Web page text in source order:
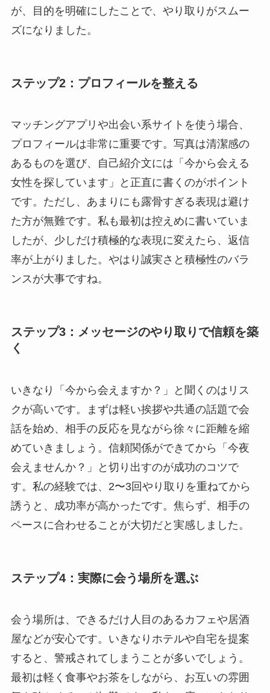
が、目的を明確にしたことで、やり取りがスムー
ズになりました。
ステップ2：プロフィールを整える
マッチングアプリや出会い系サイトを使う場合、
プロフィールは非常に重要です。写真は清潔感の
あるものを選び、自己紹介文には「今から会える
女性を探しています」と正直に書くのがポイント
です。ただし、あまりにも露骨すぎる表現は避け
た方が無難です。私も最初は控えめに書いていま
したが、少しだけ積極的な表現に変えたら、返信
率が上がりました。やはり誠実さと積極性のバラ
ンスが大事ですね。
ステップ3：メッセージのやり取りで信頼を築
く
いきなり「今から会えますか？」と聞くのはリス
クが高いです。まずは軽い挨拶や共通の話題で会
話を始め、相手の反応を見ながら徐々に距離を縮
めていきましょう。信頼関係ができてから「今夜
会えませんか？」と切り出すのが成功のコツで
す。私の経験では、2〜3回やり取りを重ねてから
誘うと、成功率が高かったです。焦らず、相手の
ペースに合わせることが大切だと実感しました。
ステップ4：実際に会う場所を選ぶ
会う場所は、できるだけ人目のあるカフェや居酒
屋などが安心です。いきなりホテルや自宅を提案
すると、警戒されてしまうことが多いでしょう。
最初は軽く食事やお茶をしながら、お互いの雰囲